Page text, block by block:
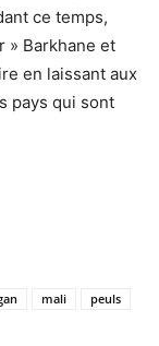
ce temps,
» Barkhane et
en laissant aux
pays qui sont
mali
peuls